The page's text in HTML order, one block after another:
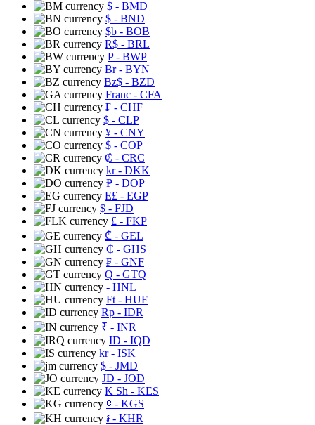
$ - BMD
$ - BND
$b - BOB
R$ - BRL
P- BWP
Br- BYN
Bz$ - BZD
Franc - CFA
₣ - CHF
$ - CLP
¥ - CNY
$ - COP
₡ - CRC
kr- DKK
₱ - DOP
E£ - EGP
$ - FJD
£ - FKP
₾ - GEL
₵ - GHS
₣ - GNF
Q - GTQ
- HNL
Ft - HUF
Rp - IDR
₹ - INR
ID - IQD
kr- ISK
$ - JMD
JD - JOD
K Sh - KES
⃀ - KGS
៛ - KHR